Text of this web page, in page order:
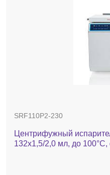
SRF110P2-230
Центрифужный
132х1,5/2,0 мл, до